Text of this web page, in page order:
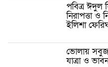
পবিত্র ঈদুল
নিরাপত্তা ও
ইলিশা
ভোলায় সবুজ
যাত্রা ও